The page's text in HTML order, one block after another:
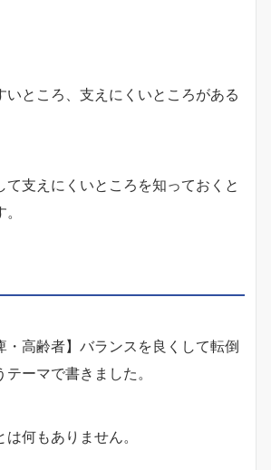
いところ、支えにくいところがある
て支えにくいところを知っておくと
・高齢者】バランスを良くして転倒
ーマで書きました。
何もありません。